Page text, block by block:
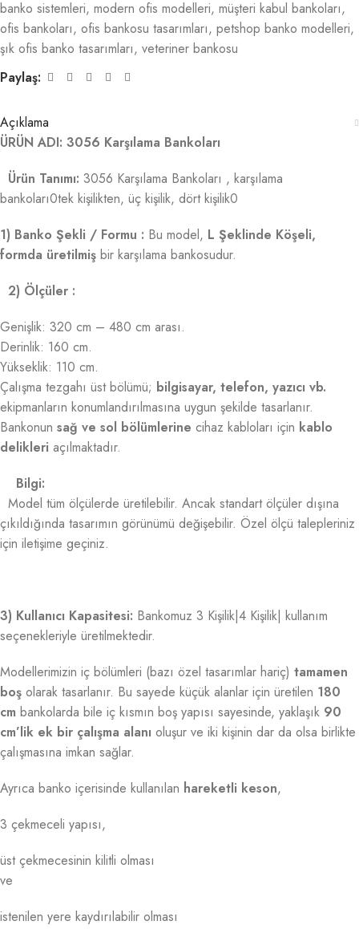
banko sistemleri, modern ofis modelleri, müşteri kabul bankoları,
ofis bankoları, ofis bankosu tasarımları, petshop banko modelleri,
şık ofis banko tasarımları, veteriner bankosu
Paylaş:
Açıklama
ÜRÜN ADI: 3056 Karşılama Bankoları
Ürün Tanımı: 3056 Karşılama Bankoları , karşılama
bankoları0tek kişilikten, üç kişilik, dört kişilik0
1) Banko Şekli / Formu : Bu model, L Şeklinde Köşeli,
formda üretilmiş bir karşılama bankosudur.
2) Ölçüler :
Genişlik: 320 cm – 480 cm arası.
Derinlik: 160 cm.
Yükseklik: 110 cm.
Çalışma tezgahı üst bölümü; bilgisayar, telefon, yazıcı vb.
ekipmanların konumlandırılmasına uygun şekilde tasarlanır.
Bankonun sağ ve sol bölümlerine cihaz kabloları için kablo
delikleri açılmaktadır.
Bilgi:
Model tüm ölçülerde üretilebilir. Ancak standart ölçüler dışına
çıkıldığında tasarımın görünümü değişebilir. Özel ölçü talepleriniz
için iletişime geçiniz.
3) Kullanıcı Kapasitesi: Bankomuz 3 Kişilik|4 Kişilik| kullanım
seçenekleriyle üretilmektedir.
Modellerimizin iç bölümleri (bazı özel tasarımlar hariç) tamamen
boş olarak tasarlanır. Bu sayede küçük alanlar için üretilen 180
cm bankolarda bile iç kısmın boş yapısı sayesinde, yaklaşık 90
cm’lik ek bir çalışma alanı oluşur ve iki kişinin dar da olsa birlikte
çalışmasına imkan sağlar.
Ayrıca banko içerisinde kullanılan hareketli keson,
3 çekmeceli yapısı,
üst çekmecesinin kilitli olması
ve
istenilen yere kaydırılabilir olması